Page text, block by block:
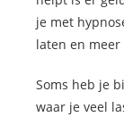
je met
laten en
Soms heb je
waar je veel